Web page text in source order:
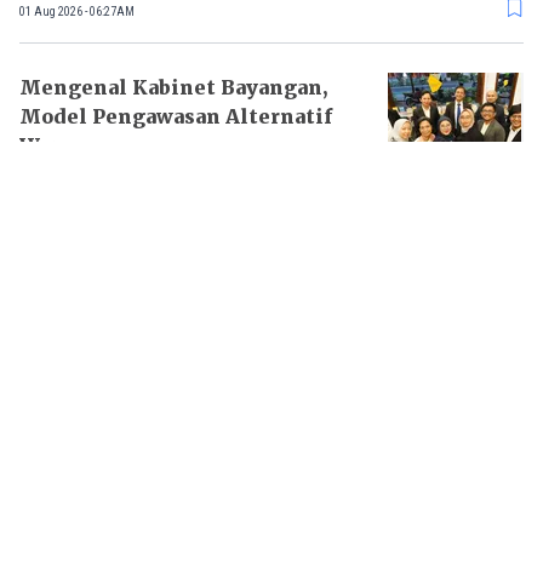
01 Aug 2026 - 06:27AM
Mengenal Kabinet Bayangan,
Model Pengawasan Alternatif
Warga